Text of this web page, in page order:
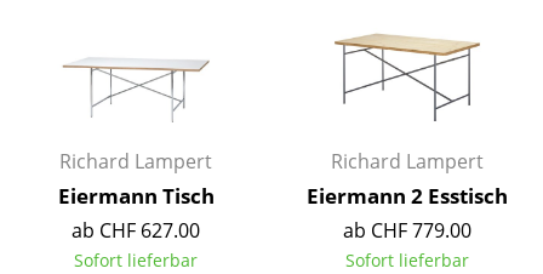
Bürosessel
... alle Sitzmöbel
Tische
Richard Lampert
Eiermann Tisch
ab CHF 627.00
Sofort lieferbar
Richard Lampert
Eiermann 2 Esstisch
ab CHF 779.00
Sofort lieferbar